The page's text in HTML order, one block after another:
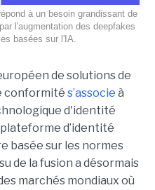
à un besoin grandissant de
l'augmentation des deepfakes
basées sur l'IA.
de solutions de
conformité s’associe à
d'identité
d’identité
basée sur les normes
de la fusion a désormais
marchés mondiaux où